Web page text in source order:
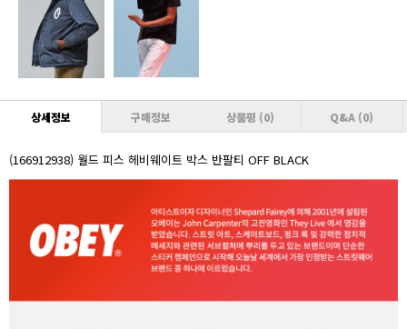
플래티넘
55,096원 (추가할인 3% / 추가적립 2%)
다이아몬드
55,096원 (추가할인 3% / 추가적립 3%)
VVIP
54,528원 (추가할인 4% / 추가적립 3%)
상세정보 구매정보 상품평 (0) Q&A (0)
(166912938) 월드 피스 헤비웨이트 박스 반팔티 OFF BLACK